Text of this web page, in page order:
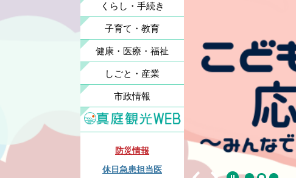
文
くらし ・手続き
子育て ・教育
健康・ 医療・ 福祉
しごと ・産業
市政情報
防災情報
休日急患担当医